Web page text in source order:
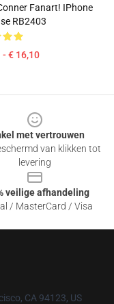
Fanart! IPhone
RB2403
- € 16,10
met vertrouwen
van klikken tot
levering
veilige afhandeling
/ MasterCard / Visa
CA 94123, US